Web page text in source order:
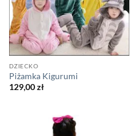
DZIECKO
Piżamka Kigurumi
129,00zł